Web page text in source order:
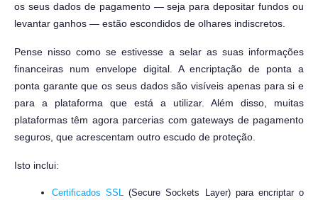
os seus dados de pagamento — seja para depositar fundos ou
levantar ganhos — estão escondidos de olhares indiscretos.
Pense nisso como se estivesse a selar as suas informações
financeiras num envelope digital. A encriptação de ponta a
ponta garante que os seus dados são visíveis apenas para si e
para a plataforma que está a utilizar. Além disso, muitas
plataformas têm agora parcerias com gateways de pagamento
seguros, que acrescentam outro escudo de proteção.
Isto inclui:
Certificados SSL (Secure Sockets Layer) para encriptar o